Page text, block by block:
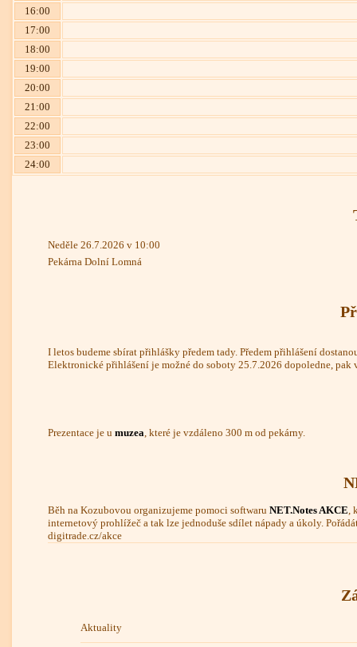
16:00
17:00
18:00
19:00
20:00
21:00
22:00
23:00
24:00
Neděle 26.7.2026 v 10:00
Pekárna Dolní Lomná
I letos budeme sbírat přihlášky předem tady. Předem přihlášení
Elektronické přihlášení je možné do soboty 25.7.2026 dopoledne,
Prezentace je u muzea , které je vzdáleno 300 m od pekárny.
Běh na Kozubovou organizujeme pomoci softwaru NET.Notes AKCE
internetový prohlížeč a tak lze jednoduše sdílet nápady a úkoly.
digitrade.cz/akce
Aktuality